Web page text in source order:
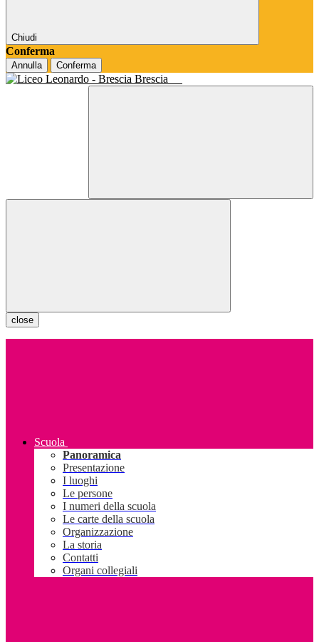
Chiudi
Conferma
Annulla Conferma
Brescia
close
Scuola
Panoramica
Presentazione
I luoghi
Le persone
I numeri della scuola
Le carte della scuola
Organizzazione
La storia
Contatti
Organi collegiali